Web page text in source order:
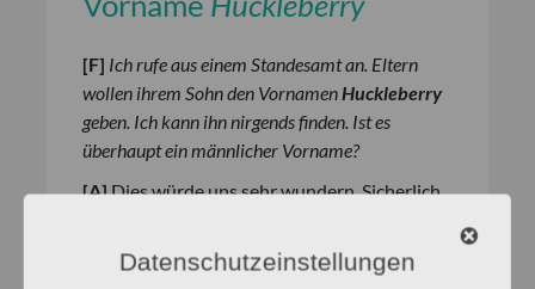
[F] Ich rufe aus einem Standesamt an. Eltern
wollen ihrem Sohn den VornamenHuckleberry
geben. Ich kann ihn nirgends finden. Ist es
überhaupt ein männlicher Vorname?
[A]Dies würde uns sehr wundern. Sicherlich
Huckleberry Finn allbekannt, doch
Huckleberry ist weder im Englischen noch im
Datenschutzeinstellungen